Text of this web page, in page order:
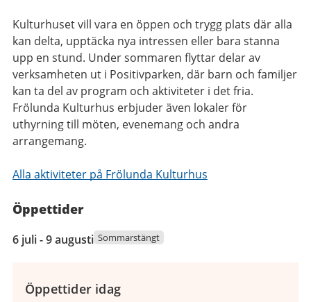
Kulturhuset vill vara en öppen och trygg plats där alla
kan delta, upptäcka nya intressen eller bara stanna
upp en stund. Under sommaren flyttar delar av
verksamheten ut i Positivparken, där barn och familjer
kan ta del av program och aktiviteter i det fria.
Frölunda Kulturhus erbjuder även lokaler för
uthyrning till möten, evenemang och andra
arrangemang.
Alla aktiviteter på Frölunda Kulturhus
Öppettider
6
juli
6 juli - 9 augusti Sommarstängt
Öppettider idag